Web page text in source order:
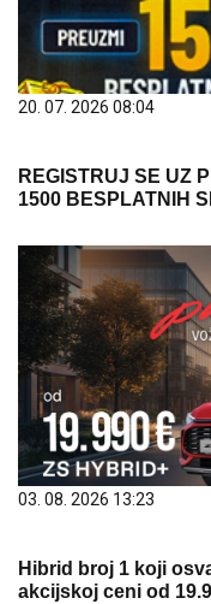
20. 07. 2026 08:04
REGISTRUJ SE UZ
1500 BESPLATNIH
03. 08. 2026 13:23
Hibrid broj 1 koji
akcijskoj ceni od